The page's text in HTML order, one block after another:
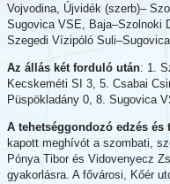
Vojvodina, Újvidék (szerb)–
Sugovica VSE, Baja–Szolnoki
Szegedi Vízipóló
Az állás két forduló után: 1.
Kecskeméti SI 3, 5. Csabai
Püspökladány 0, 8. Sugovica
A tehetséggondozó edzés és
kapott meghívót a szombati,
Pónya Tibor és Vidovenyecz
gyakorlásra. A fővárosi, Kőér